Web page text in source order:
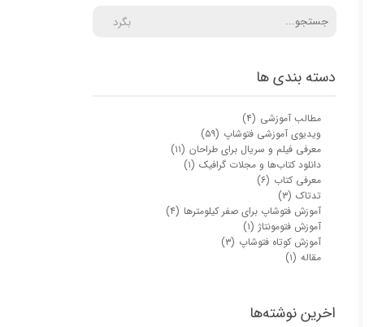
دسته بندی ها
مطالب آموزشی (۴)
ویدیوی آموزشی فتوشاپ (۵۹)
معرفی فیلم و سریال برای طراحان (۱۱)
دانلود کتاب‌ها و مجلات گرافیک (۱)
معرفی کتاب (۶)
تدتاک (۳)
آموزش فتوشاپ برای صفر کیلومترها (۴)
آموزش فتومونتاژ (۱)
آموزش کوتاه فتوشاپ (۳)
مقاله (۱)
بگرد
اخرین نوشته‌ها